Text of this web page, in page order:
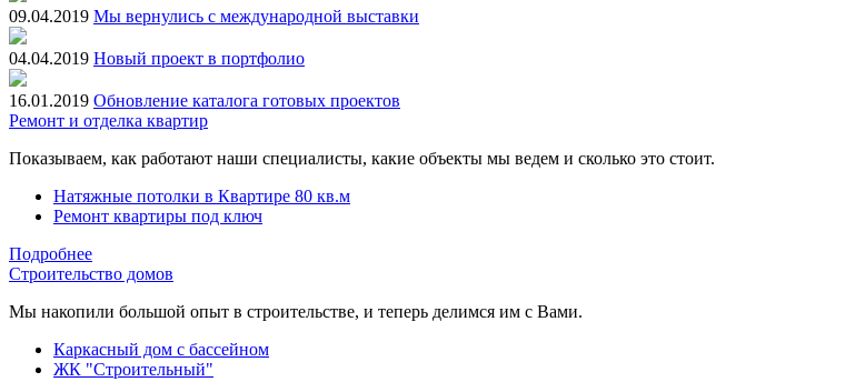
09.04.2019 Мы вернулись с международной выставки
04.04.2019 Новый проект в портфолио
16.01.2019 Обновление каталога готовых проектов
Ремонт и отделка квартир
Показываем, как работают наши специалисты, какие объекты мы ведем и сколько это стоит.
Натяжные потолки в Квартире 80 кв.м
Ремонт квартиры под ключ
Подробнее
Строительство домов
Мы накопили большой опыт в строительстве, и теперь делимся им с Вами.
Каркасный дом с бассейном
ЖК "Строительный"